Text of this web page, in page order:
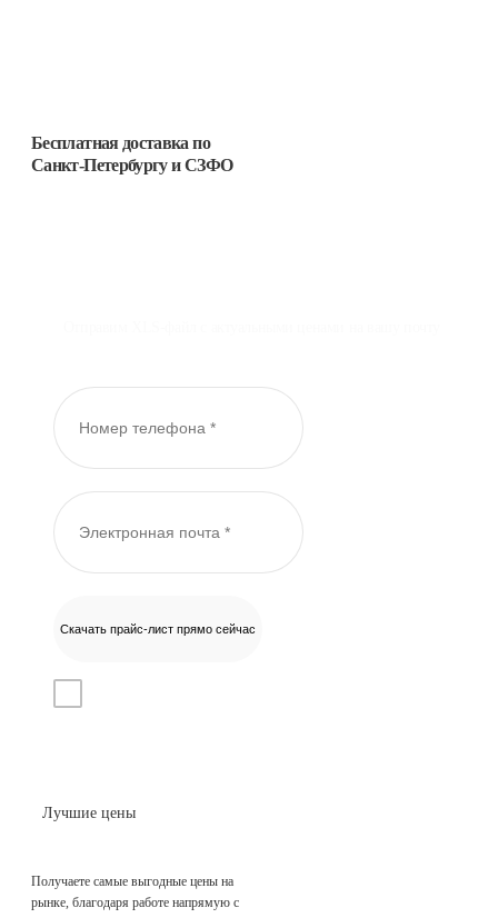
Бесплатная доставка по
Санкт-Петербургу и СЗФО
Скачать прайс-лист прямо сейчас
Лучшие цены
Получаете самые выгодные цены на
рынке, благодаря работе напрямую с